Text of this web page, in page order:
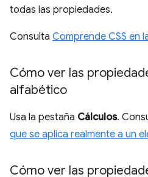
todas las propiedades.
Consulta Comprende CSS en
Cómo ver las
alfabético
Usa la pestaña Cálculos.
que se aplica realmente a un
Cómo ver las